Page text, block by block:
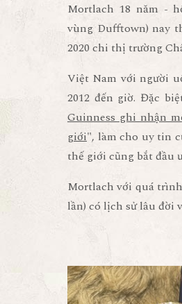
Mortlach 18 năm -
vùng Dufftown) nay
2020 chi thị trường
Việt Nam với người
2012 đến giờ. Đặc
Guinness ghi nhận
giới", làm cho uy tin
thế giới cũng bắt đầu
Mortlach với quá
lần) có lịch sử lâu đời